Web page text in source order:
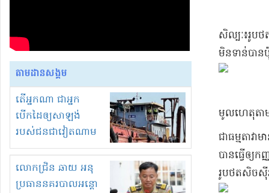
តាមដានសង្គម
តើអ្នកណា ជាអ្នក
បើកដៃឲ្យសាឡង់
របស់ជនជាវៀតណាម
ចូល មកខុស
ច្បាប់លួចបូមខ្សាច់នៅ
ក្នុងប្រទេសកម្ពុជា
លោកជ្រិន ឆាយ អនុ
ប្រធាននគរបាលអន្តោ
សិល្បៈ​៖​រូបថ
មិនទាន់បាន​
មូលហេតុ​តាម
ជាធម្មតា​វ
បានធ្វើ​ឲ្យ​
រូបថត​សិច​ស៊ី​